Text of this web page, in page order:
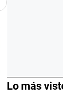
Lo más